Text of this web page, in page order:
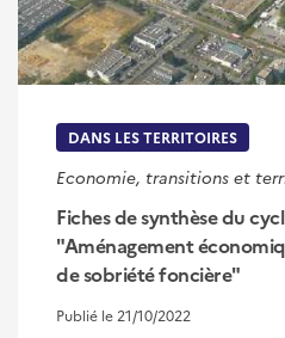
DANS LES TERRITOIRES
Economie, transitions et
Fiches de synthèse du
"Aménagement
de sobriété foncière"
Publié le 21/10/2022